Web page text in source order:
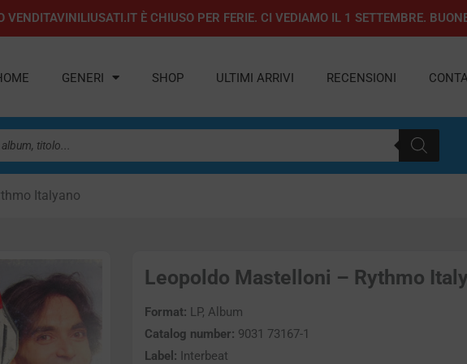
È CHIUSO PER FERIE. CI VEDIAMO IL 1 SETTEMBRE.
GENERI SHOP ULTIMI ARRIVI RECENSIONI
Italyano
Leopoldo Mastelloni – Rythmo
Format: LP, Album
Catalog number: 9031 73167-1
Label: Interbeat